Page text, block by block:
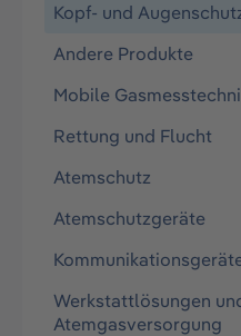
Kopf- und
Andere Produkte
Mobile
Rettung und Flucht
Atemschutz
Atemschutzgeräte
Werkstattlösungen
Atemgasversorgung